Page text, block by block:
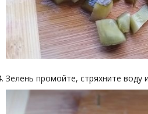
Зелень промойте, стряхните